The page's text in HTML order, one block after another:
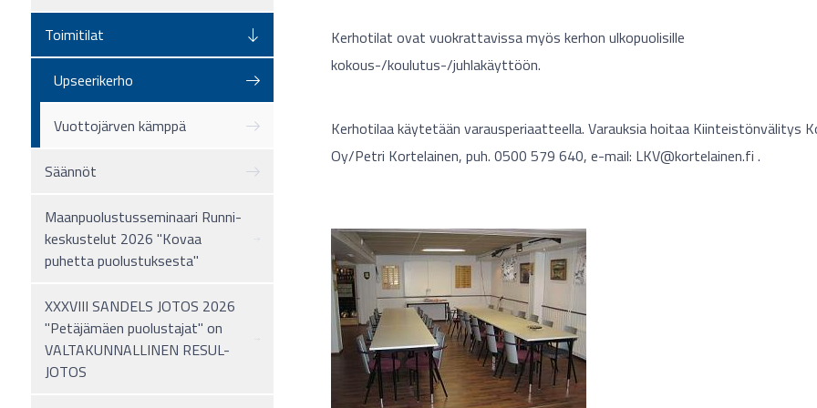
Toimitilat
Upseerikerho
Vuottojärven kämppä
Säännöt
Maanpuolustusseminaari Runni-
keskustelut 2026 "Kovaa
puhetta puolustuksesta"
XXXVIII SANDELS JOTOS 2026
"Petäjämäen puolustajat" on
VALTAKUNNALLINEN RESUL-
JOTOS
Kerhotilat ovat vuokrattavissa myös kerhon ulkopuolisille
kokous-/koulutus-/juhlakäyttöön.
Kerhotilaa käytetään varausperiaatteella. Varauksia hoitaa Kiinteistönvälitys
Oy/Petri Kortelainen, puh. 0500 579 640, e-mail: LKV@kortelainen.fi .